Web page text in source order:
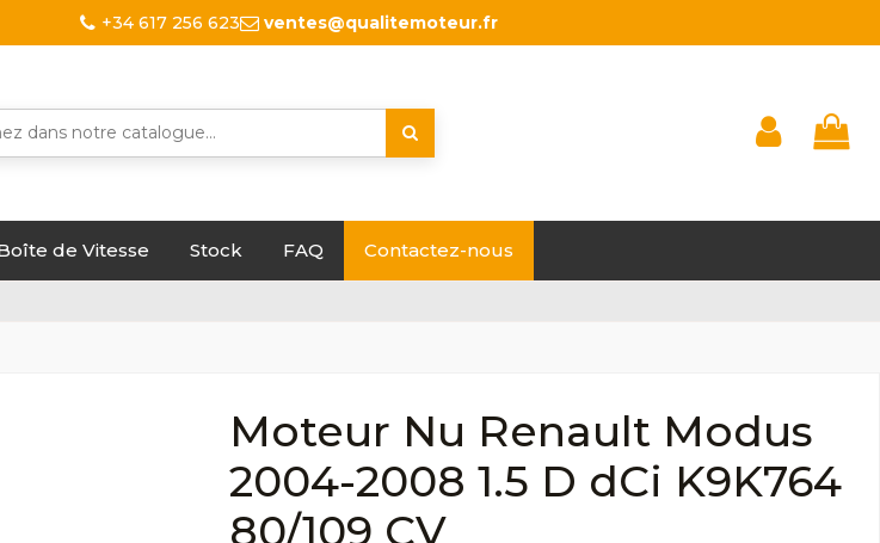
+34 617 256 623 ventes@qualitemoteur.fr
de Vitesse Stock FAQ Contactez-nous
Moteur Nu Renault Modus
2004-2008 1.5 D dCi K9K764
80/109 CV